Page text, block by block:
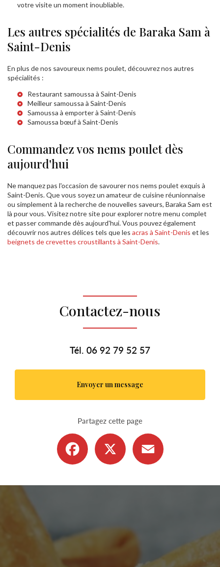
votre visite un moment inoubliable.
Les autres spécialités de Baraka Sam à
Saint-Denis
En plus de nos savoureux nems poulet, découvrez nos autres
spécialités :
Restaurant samoussa à Saint-Denis
Meilleur samoussa à Saint-Denis
Samoussa à emporter à Saint-Denis
Samoussa bœuf à Saint-Denis
Commandez vos nems poulet dès
aujourd'hui
Ne manquez pas l'occasion de savourer nos nems poulet exquis à
Saint-Denis. Que vous soyez un amateur de cuisine réunionnaise
ou simplement à la recherche de nouvelles saveurs, Baraka Sam est
là pour vous. Visitez notre site pour explorer notre menu complet
et passer commande dès aujourd'hui. Vous pouvez également
découvrir nos autres délices tels que les acras à Saint-Denis et les
beignets de crevettes croustillants à Saint-Denis.
Contactez-nous
Tél. 06 92 79 52 57
Envoyer un message
Partagez cette page
Facebook